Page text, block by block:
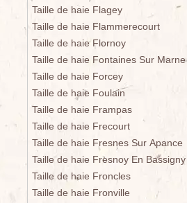
Taille de haie Flagey
Taille de haie Flammerecourt
Taille de haie Flornoy
Taille de haie Fontaines Sur Marne
Taille de haie Forcey
Taille de haie Foulain
Taille de haie Frampas
Taille de haie Frecourt
Taille de haie Fresnes Sur Apance
Taille de haie Fresnoy En Bassigny
Taille de haie Froncles
Taille de haie Fronville